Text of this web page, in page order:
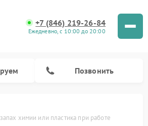
+7 (846) 219-26-84
Ежедневно, с 10:00 до 20:00
Позвонить
химии или пластика при работе